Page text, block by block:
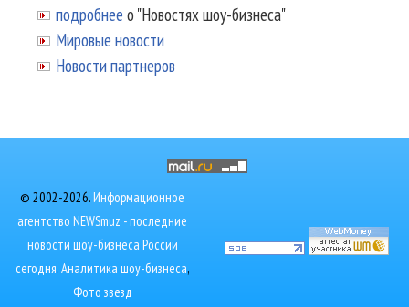
подробнее о "Новостях шоу-бизнеса"
Мировые новости
Новости партнеров
© 2002-2026.Информационное
агентство NEWSmuz - последние
новости шоу-бизнеса России
сегодня.Аналитика шоу-бизнеса,
Фото звезд